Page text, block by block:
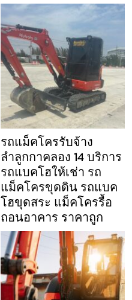
รถแม็คโครรับจ้าง
ลำลูกกาคลอง 14 บริการ
รถแบคโฮให้เช่า รถ
แม็คโครขุดดิน รถแบค
โฮขุดสระ แม็คโครรื้อ
ถอนอาคาร ราคาถูก